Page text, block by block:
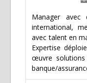
Manager avec
international,
avec talent en
Expertise
œuvre solutions
banque/